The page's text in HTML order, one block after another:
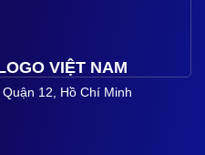
VIỆT NAM
12, Hồ Chí Minh